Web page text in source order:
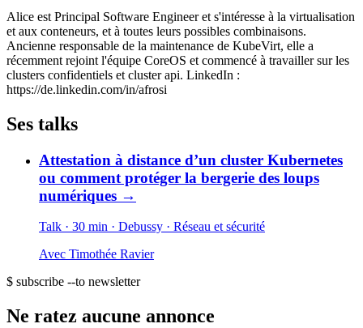
Alice est Principal Software Engineer et s'intéresse à la virtualisation
et aux conteneurs, et à toutes leurs possibles combinaisons.
Ancienne responsable de la maintenance de KubeVirt, elle a
récemment rejoint l'équipe CoreOS et commencé à travailler sur les
clusters confidentiels et cluster api. LinkedIn :
https://de.linkedin.com/in/afrosi
Ses talks
Attestation à distance d’un cluster Kubernetes
ou comment protéger la bergerie des loups
numériques →
Talk · 30 min · Debussy · Réseau et sécurité
Avec Timothée Ravier
$ subscribe --to newsletter
Ne ratez aucune annonce